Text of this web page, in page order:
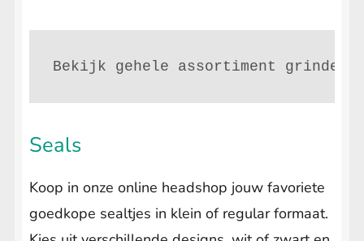
Bekijk gehele assortiment grinders
Seals
Koop in onze online headshop jouw favoriete
goedkope sealtjes in klein of regular formaat.